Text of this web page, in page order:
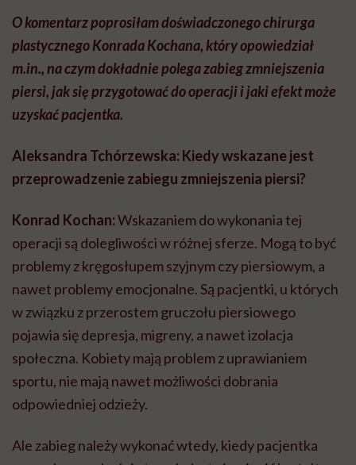
O komentarz poprosiłam doświadczonego chirurga
plastycznego Konrada Kochana, który opowiedział
m.in., na czym dokładnie polega zabieg zmniejszenia
piersi, jak się przygotować do operacji i jaki efekt może
uzyskać pacjentka.
Aleksandra Tchórzewska: Kiedy wskazane jest
przeprowadzenie zabiegu zmniejszenia piersi?
Konrad Kochan:Wskazaniem do wykonania tej
operacji są dolegliwości w różnej sferze. Mogą to być
problemy z kręgosłupem szyjnym czy piersiowym, a
nawet problemy emocjonalne. Są pacjentki, u których
w związku z przerostem gruczołu piersiowego
pojawia się depresja, migreny, a nawet izolacja
społeczna. Kobiety mają problem z uprawianiem
sportu, nie mają nawet możliwości dobrania
odpowiedniej odzieży.
Ale zabieg należy wykonać wtedy, kiedy pacjentka